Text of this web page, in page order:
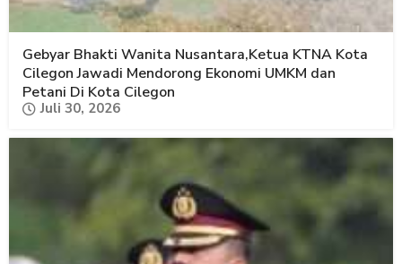
Gebyar Bhakti Wanita Nusantara,Ketua KTNA Kota
Cilegon Jawadi Mendorong Ekonomi UMKM dan
Petani Di Kota Cilegon
Juli 30, 2026